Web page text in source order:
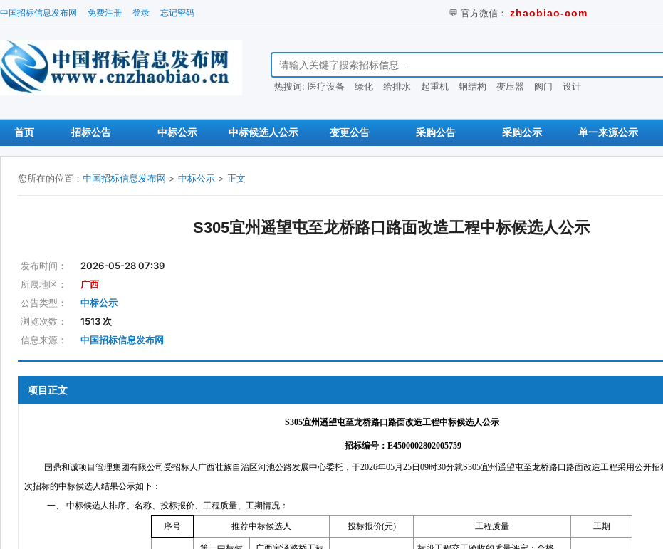
中国招标信息发布网 免费注册 登录 忘记密码 💬 官方微信： zhaobiao-com
搜索招标信息
热搜词: 医疗设备 绿化 给排水 起重机 钢结构 变压器 阀门 设计
首页 招标公告 中标公示 中标候选人公示 变更公告 采购公告 采购公示 单一来源公示
您所在的位置： 中国招标信息发布网 > 中标公示 > 正文
S305宜州遥望屯至龙桥路口路面改造工程中标候选人公示
发布时间：
2026-05-28 07:39
所属地区：
广西
公告类型：
中标公示
浏览次数：
1513 次
信息来源：
中国招标信息发布网
项目正文